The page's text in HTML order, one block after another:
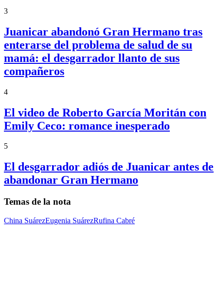
3
Juanicar abandonó Gran Hermano tras
enterarse del problema de salud de su
mamá: el desgarrador llanto de sus
compañeros
4
El video de Roberto García Moritán con
Emily Ceco: romance inesperado
5
El desgarrador adiós de Juanicar antes de
abandonar Gran Hermano
Temas de la nota
China SuárezEugenia SuárezRufina Cabré